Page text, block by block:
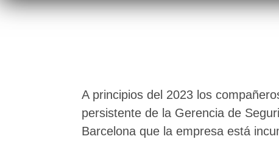
A principios del 2023 los
persistente de la Gerencia de
Barcelona que la empresa está